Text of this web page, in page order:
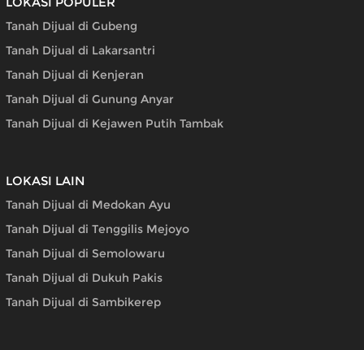
Tanah Dijual di Gubeng
Tanah Dijual di Lakarsantri
Tanah Dijual di Kenjeran
Tanah Dijual di Gunung Anyar
Tanah Dijual di Kejawen Putih Tambak
LOKASI LAIN
Tanah Dijual di Medokan Ayu
Tanah Dijual di Tenggilis Mejoyo
Tanah Dijual di Semolowaru
Tanah Dijual di Dukuh Pakis
Tanah Dijual di Sambikerep